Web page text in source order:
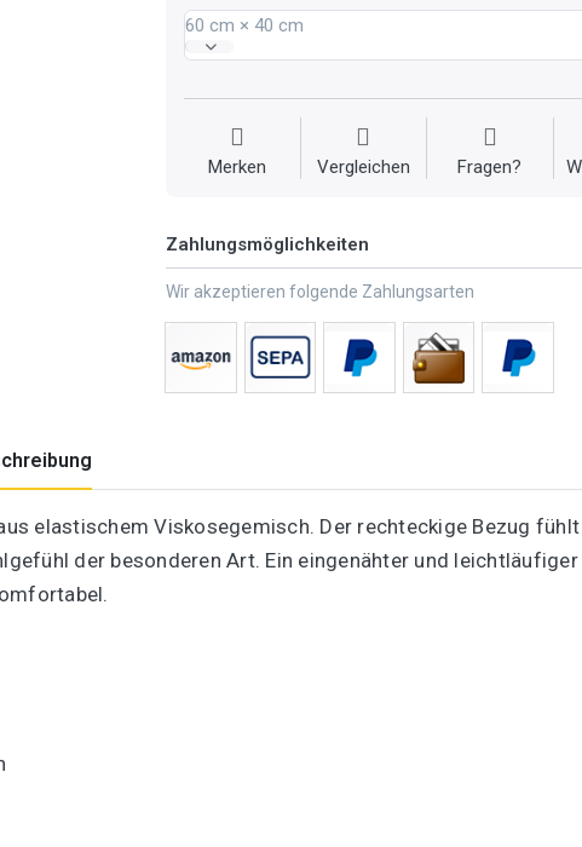
60 cm × 40 cm
Merken Vergleichen Fragen?
Zahlungsmöglichkeiten
Wir akzeptieren folgende Zahlungsarten
elastischem Viskosegemisch. Der rechteckige Bezug
der besonderen Art. Ein eingenähter und leichtläufiger